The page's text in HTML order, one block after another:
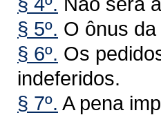
§ 5º. O ônus
§ 6º. Os
indeferidos.
§ 7º. A pena